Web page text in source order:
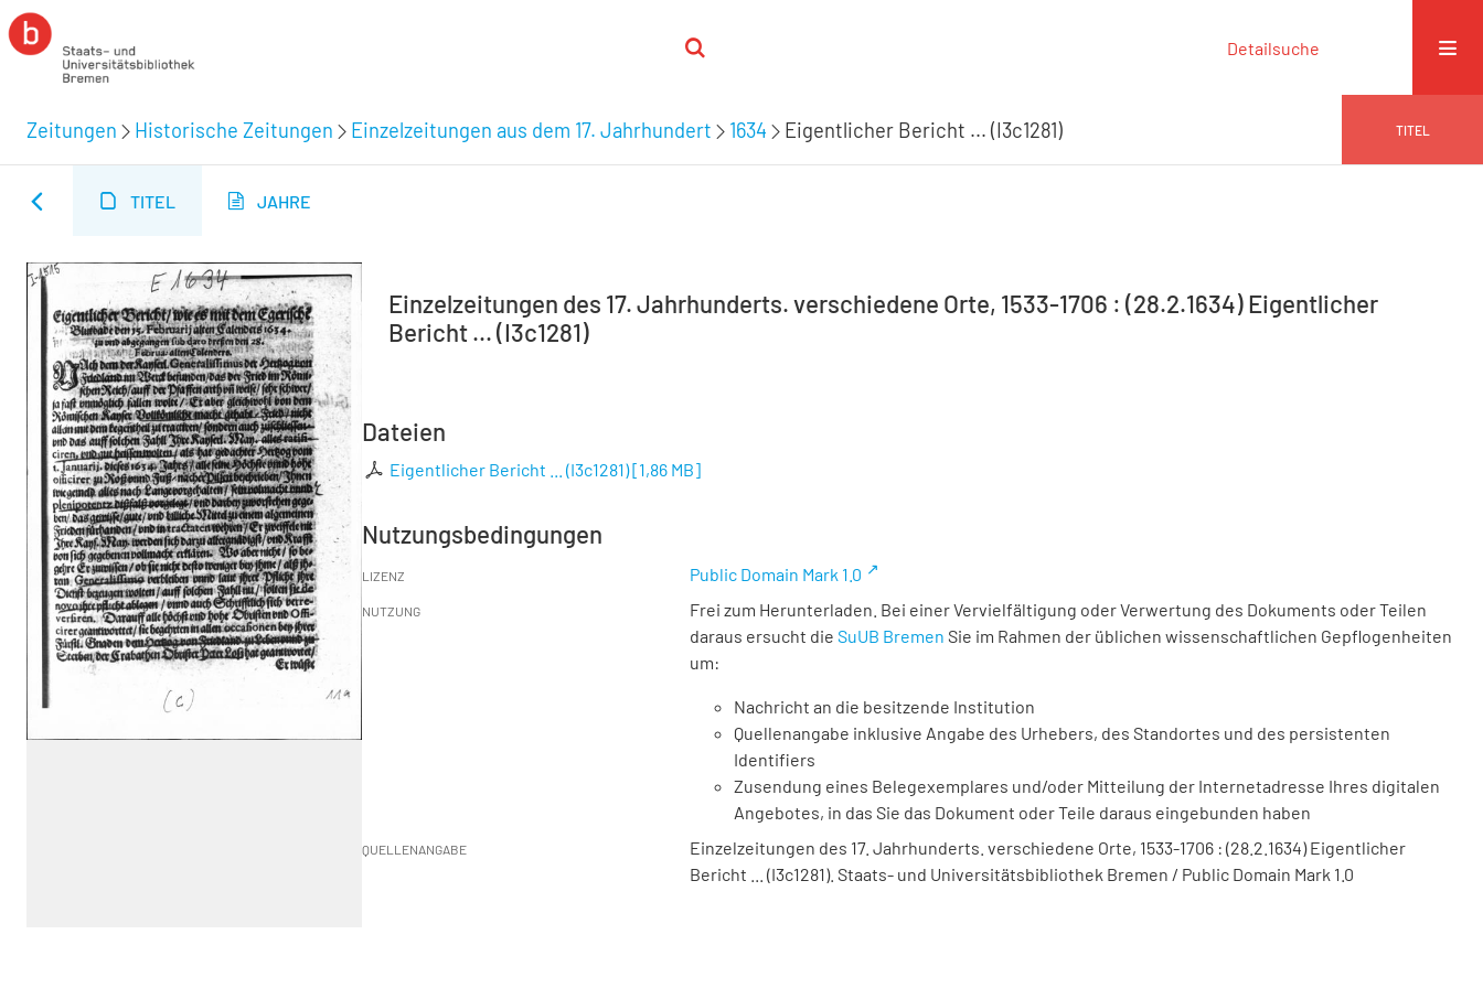
Detailsuche
Zeitungen Historische Zeitungen Einzelzeitungen aus dem 17. Jahrhundert 1634 Eigentlicher Bericht ... (I3c1281) TITEL
TITEL JAHRE
Einzelzeitungen des 17. Jahrhunderts. verschiedene Orte, 1533-1706 : (28.2.1634) Eigentlicher
Bericht ... (I3c1281)
Dateien
Eigentlicher Bericht ... (I3c1281)[1,86 MB]
Nutzungsbedingungen
LIZENZ Public Domain Mark 1.0
NUTZUNG
Frei zum Herunterladen. Bei einer Vervielfältigung oder Verwertung des Dokuments oder Teilen
daraus ersucht die SuUB Bremen Sie im Rahmen der üblichen wissenschaftlichen Gepflogenheiten
um:
Nachricht an die besitzende Institution
Quellenangabe inklusive Angabe des Urhebers, des Standortes und des persistenten
Identifiers
Zusendung eines Belegexemplares und/oder Mitteilung der Internetadresse Ihres digitalen
Angebotes, in das Sie das Dokument oder Teile daraus eingebunden haben
QUELLENANGABE
Einzelzeitungen des 17. Jahrhunderts. verschiedene Orte, 1533-1706 : (28.2.1634) Eigentlicher
Bericht ... (I3c1281). Staats- und Universitätsbibliothek Bremen / Public Domain Mark 1.0